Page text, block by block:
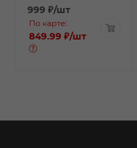
999 ₽/шт
По карте:
849.99 ₽/шт